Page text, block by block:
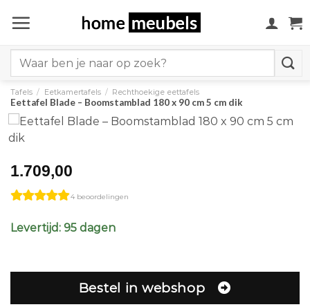
naar
for:
Tafels / Eetkamertafels / Rechthoekige eettafels
Eettafel Blade – Boomstamblad 180 x 90 cm 5 cm dik
1.709,00
4 beoordelingen
Levertijd: 95 dagen
Bestel in webshop